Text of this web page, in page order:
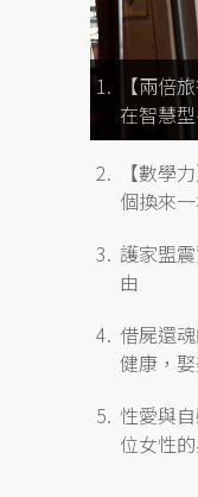
【兩倍
在智慧
【數學
個換來
護家盟
由
借屍還
健康，
性愛與
位女性